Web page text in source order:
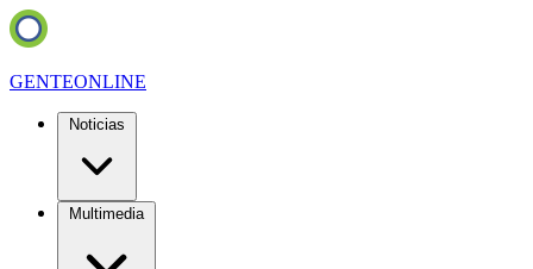
GENTEONLINE
Noticias
Multimedia